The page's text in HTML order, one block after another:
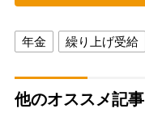
年金 繰り上げ受給
他のオススメ記事